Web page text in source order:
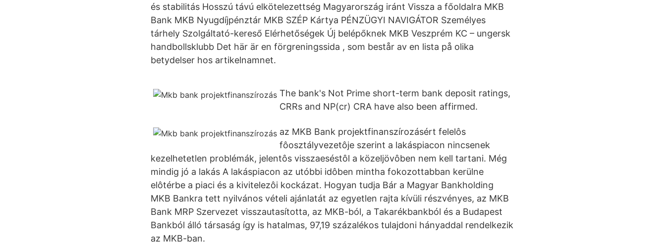
és stabilitás Hosszú távú elkötelezettség Magyarország iránt Vissza a főoldalra MKB
Bank MKB Nyugdíjpénztár MKB SZÉP Kártya PÉNZÜGYI NAVIGÁTOR Személyes
tárhely Szolgáltató-kereső Elérhetőségek Új belépőknek MKB Veszprém KC – ungersk
handbollsklubb Det här är en förgreningssida , som består av en lista på olika
betydelser hos artikelnamnet.
The bank's Not Prime short-term bank deposit ratings,
CRRs and NP(cr) CRA have also been affirmed.
az MKB Bank projektfinanszírozásért felelôs
fôosztályvezetôje szerint a lakáspiacon nincsenek
kezelhetetlen problémák, jelentôs visszaeséstôl a közeljövôben nem kell tartani. Még
mindig jó a lakás A lakáspiacon az utóbbi idôben mintha fokozottabban kerülne
elôtérbe a piaci és a kivitelezôi kockázat. Hogyan tudja Bár a Magyar Bankholding
MKB Bankra tett nyilvános vételi ajánlatát az egyetlen rajta kívüli részvényes, az MKB
Bank MRP Szervezet visszautasította, az MKB-ból, a Takarékbankból és a Budapest
Bankból álló társaság így is hatalmas, 97,19 százalékos tulajdoni hányaddal rendelkezik
az MKB-ban.